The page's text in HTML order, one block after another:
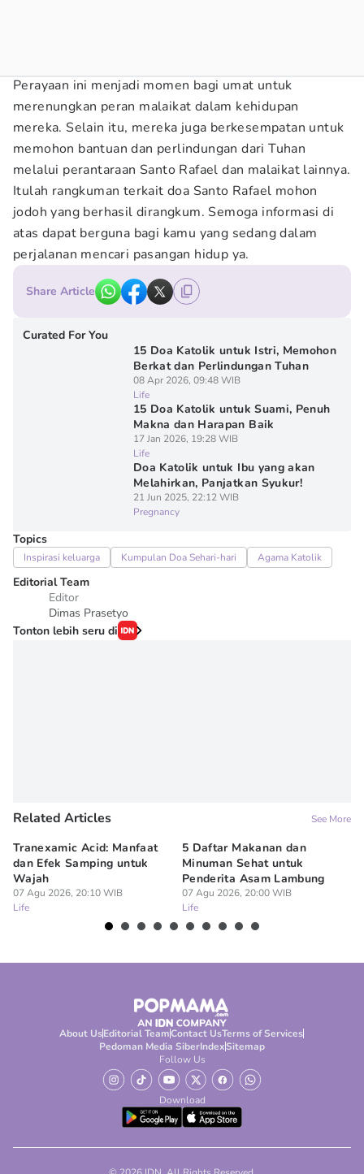
Perayaan ini menjadi momen bagi umat untuk
merenungkan peran malaikat dalam kehidupan
mereka. Selain itu, mereka juga berkesempatan untuk
memohon bantuan dan perlindungan dari Tuhan
melalui perantaraan Santo Rafael dan malaikat lainnya.
Itulah rangkuman terkait doa Santo Rafael mohon
jodoh yang berhasil dirangkum. Semoga informasi di
atas dapat berguna bagi kamu yang sedang dalam
perjalanan mencari pasangan hidup ya.
Share Article
Curated For You
15 Doa Katolik untuk Istri, Memohon
Berkat dan Perlindungan Tuhan
08 Apr 2026, 09:48 WIB
Life
15 Doa Katolik untuk Suami, Penuh
Makna dan Harapan Baik
17 Jan 2026, 19:28 WIB
Life
Doa Katolik untuk Ibu yang akan
Melahirkan, Panjatkan Syukur!
21 Jun 2025, 22:12 WIB
Pregnancy
Topics
Inspirasi keluarga Kumpulan Doa Sehari-hari Agama Katolik
Editorial Team
Editor
Dimas Prasetyo
Tonton lebih seru di
Related Articles See More
Tranexamic Acid: Manfaat
dan Efek Samping untuk
Wajah
07 Agu 2026, 20:10 WIB
Life
5 Daftar Makanan dan
Minuman Sehat untuk
Penderita Asam Lambung
07 Agu 2026, 20:00 WIB
Life
About UsEditorial TeamContact UsTerms of Services
Pedoman Media SiberIndexSitemap
Follow Us
Download